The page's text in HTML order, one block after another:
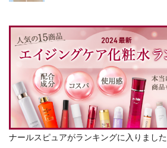
ナールスピュアがランキングに入りました